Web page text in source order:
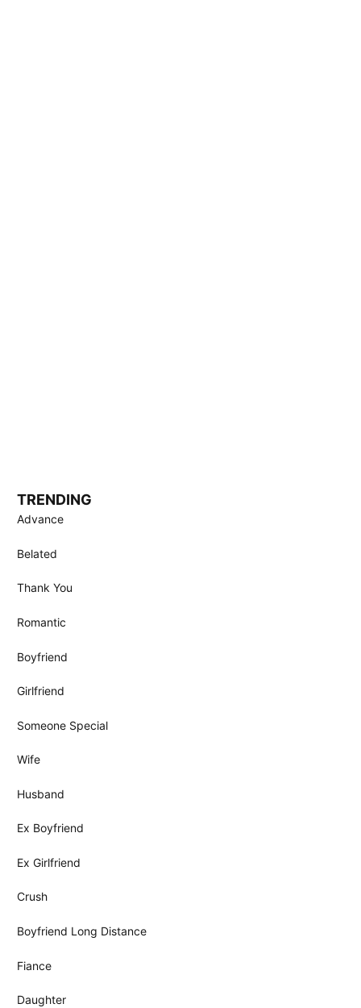
TRENDING
Advance
Belated
Thank You
Romantic
Boyfriend
Girlfriend
Someone Special
Wife
Husband
Ex Boyfriend
Ex Girlfriend
Crush
Boyfriend Long Distance
Fiance
Daughter